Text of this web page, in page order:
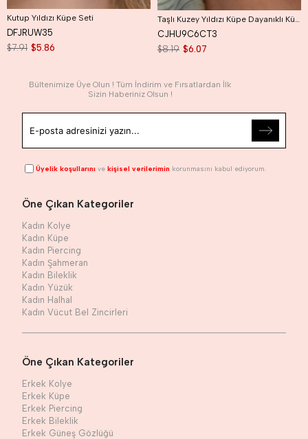
Kutup Yıldızı Küpe Seti
DFJRUW35
$5.86
$7.91
CJHU9C6CT3
$6.07
$8.19
Bültenimize Üye Olun ! Tüm İndirim ve Fırsatlardan İlk
Sizin Haberiniz Olsun !
Üyelik koşullarını vekişisel verilerimin korunmasını kabul ediyorum.
Öne Çıkan Kategoriler
Kadın Kolye
Kadın Küpe
Kadın Piercing
Kadın Şahmeran
Kadın Bileklik
Kadın Yüzük
Kadın Halhal
Kadın Vücut Bel Zincirleri
Öne Çıkan Kategoriler
Erkek Kolye
Erkek Küpe
Erkek Piercing
Erkek Bileklik
Erkek Güneş Gözlüğü